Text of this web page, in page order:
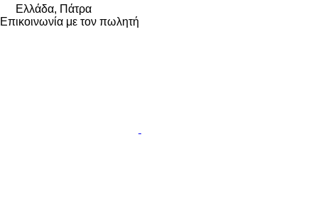
Ελλάδα, Πάτρα
Επικοινωνία με τον πωλητή